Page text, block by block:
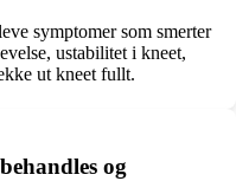
symptomer som smerter
ustabilitet i kneet,
ut kneet fullt.
og